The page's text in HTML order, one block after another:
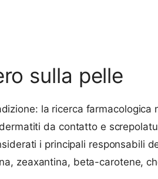
sulla pelle
la ricerca farmacologica
da contatto e
i principali responsabili
zeaxantina, beta-carotene,